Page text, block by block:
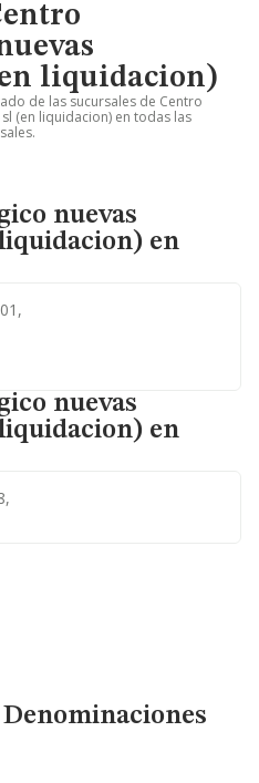
liquidacion)
de las sucursales de Centro
(en liquidacion) en todas las
nuevas
en
nuevas
en
Comerciales